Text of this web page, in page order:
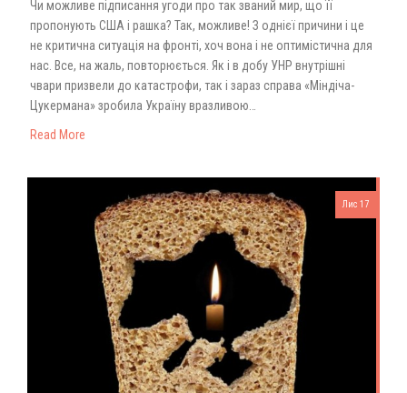
Чи можливе підписання угоди про так званий мир, що її
пропонують США і рашка? Так, можливе! З однієї причини і це
не критична ситуація на фронті, хоч вона і не оптимістична для
нас. Все, на жаль, повторюється. Як і в добу УНР внутрішні
чвари призвели до катастрофи, так і зараз справа «Міндіча-
Цукермана» зробила Україну вразливою…
Read More
Лис 17